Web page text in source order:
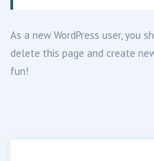
As a new WordPress user, you
delete this page and create
fun!